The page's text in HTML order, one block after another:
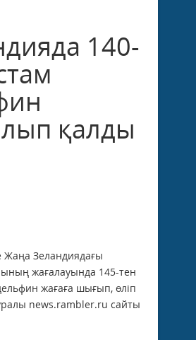
140-
қалды
Жаңа Зеландиядағы
жағалауында 145-тен
жағаға шығып, өліп
news.rambler.ru сайты